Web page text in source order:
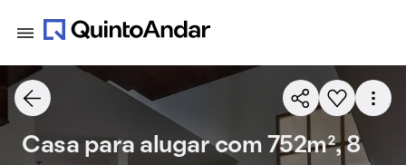
Casa para alugar com 752m², 8